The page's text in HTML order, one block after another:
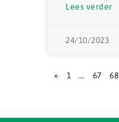
Lees verder
24/10/2023
« 1 … 67 68